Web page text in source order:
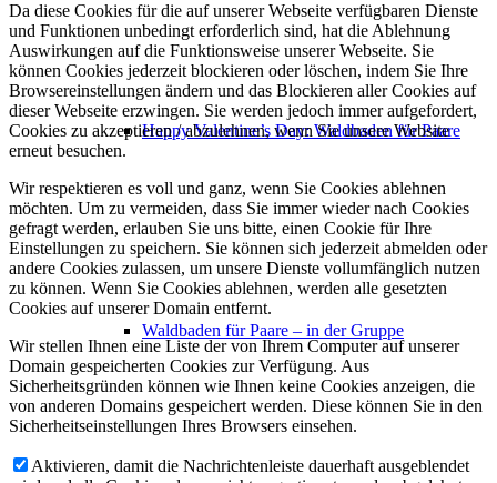
Happy Valentine’s Day: Waldbaden für Paare
Waldbaden für Paare – in der Gruppe
Da diese Cookies für die auf unserer Webseite verfügbaren Dienste
und Funktionen unbedingt erforderlich sind, hat die Ablehnung
Auswirkungen auf die Funktionsweise unserer Webseite. Sie
können Cookies jederzeit blockieren oder löschen, indem Sie Ihre
Browsereinstellungen ändern und das Blockieren aller Cookies auf
dieser Webseite erzwingen. Sie werden jedoch immer aufgefordert,
Cookies zu akzeptieren / abzulehnen, wenn Sie unsere Website
erneut besuchen.
Wir respektieren es voll und ganz, wenn Sie Cookies ablehnen
möchten. Um zu vermeiden, dass Sie immer wieder nach Cookies
gefragt werden, erlauben Sie uns bitte, einen Cookie für Ihre
Einstellungen zu speichern. Sie können sich jederzeit abmelden oder
andere Cookies zulassen, um unsere Dienste vollumfänglich nutzen
zu können. Wenn Sie Cookies ablehnen, werden alle gesetzten
Cookies auf unserer Domain entfernt.
Wir stellen Ihnen eine Liste der von Ihrem Computer auf unserer
Domain gespeicherten Cookies zur Verfügung. Aus
Sicherheitsgründen können wie Ihnen keine Cookies anzeigen, die
von anderen Domains gespeichert werden. Diese können Sie in den
Sicherheitseinstellungen Ihres Browsers einsehen.
Aktivieren, damit die Nachrichtenleiste dauerhaft ausgeblendet